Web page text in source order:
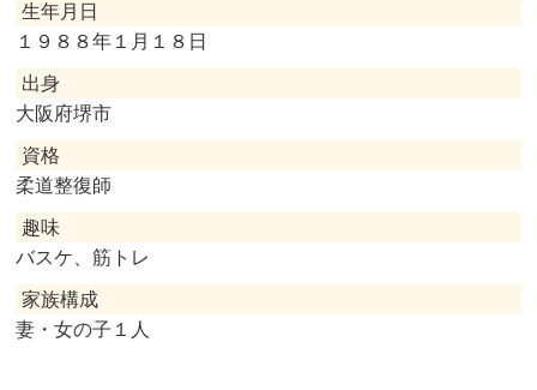
生年月日
１９８８年１月１８日
出身
大阪府堺市
資格
柔道整復師
趣味
バスケ、筋トレ
家族構成
妻・女の子１人